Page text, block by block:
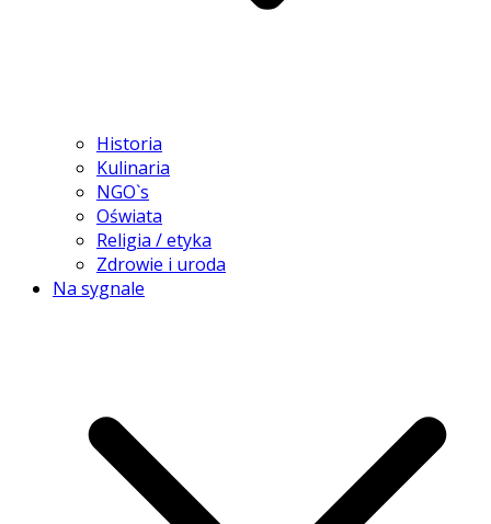
Historia
Kulinaria
NGO`s
Oświata
Religia / etyka
Zdrowie i uroda
Na sygnale